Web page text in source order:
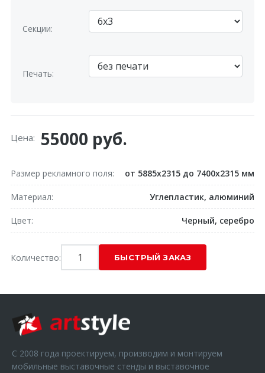
Секции:
Печать:
Цена: 55000 руб.
Размер рекламного поля от 5885x2315 до 7400x2315 мм
Материал Углепластик, алюминий
Цвет Черный, серебро
Количество:
С 2008 года проектируем, производим и монтируем
мобильные выставочные стенды и выставочное